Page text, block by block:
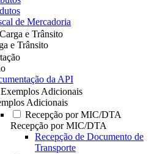
de Mercadoria
e Trânsito
e Trânsito
da API
Exemplos Adicionais
Adicionais
Recepção por MIC/DTA
Recepção por MIC/DTA
Recepção de Documento de
Transporte